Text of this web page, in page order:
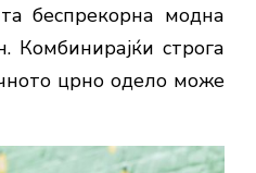
беспрекорна модна
Комбинирајќи строга
црно одело може